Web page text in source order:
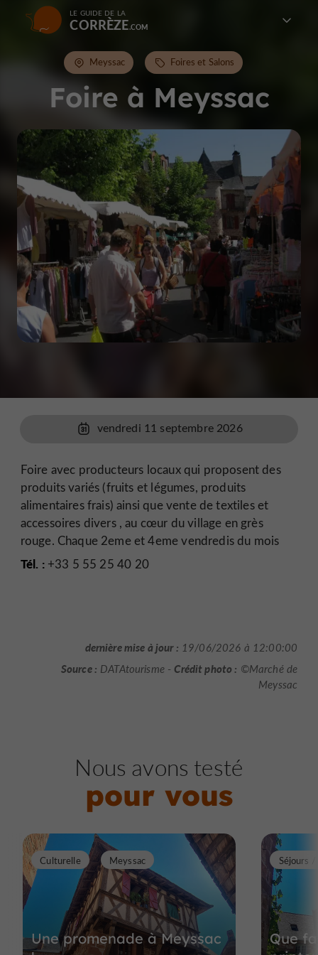
LE GUIDE DE LA
CORRÈZE
Foire à Meyssac
Meyssac Foires et Salons
vendredi 11 septembre 2026
Foire avec producteurs locaux qui proposent des
produits variés (fruits et légumes, produits
alimentaires frais) ainsi que vente de textiles et
accessoires divers , au cœur du village en grès
rouge. Chaque 2eme et 4eme vendredis du mois
Tél. :+33 5 55 25 40 20
dernière mise à jour : 19/06/2026 à 12:00:00
Source : DATAtourisme -Crédit photo : ©Marché de
Meyssac
Nous avons testé
pour vous
Une promenade à Meyssac
Culturelle Meyssac
Que
Séjours /